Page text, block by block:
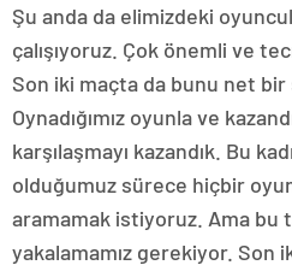
Şu anda da elimizdeki
çalışıyoruz. Çok önemli ve
Son iki maçta da bunu net
Oynadığımız oyunla ve
karşılaşmayı kazandık. Bu
olduğumuz sürece hiçbir
aramamak istiyoruz. Ama bu
yakalamamız gerekiyor. Son